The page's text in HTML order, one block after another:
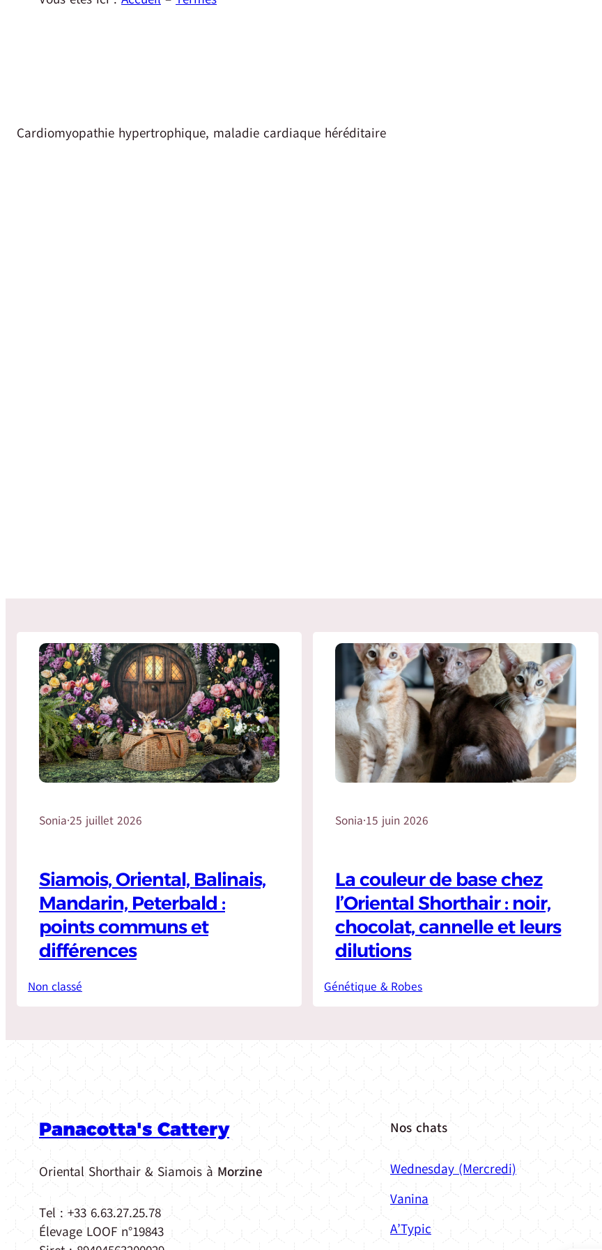
Cardiomyopathie hypertrophique, maladie cardiaque héréditaire
Sonia·25 juillet 2026
Siamois, Oriental, Balinais,
Mandarin, Peterbald :
points communs et
différences
Non classé
Sonia·15 juin 2026
La couleur de base chez
l’Oriental Shorthair : noir,
chocolat, cannelle et leurs
dilutions
Génétique & Robes
Panacotta's Cattery
Oriental Shorthair & Siamois à Morzine
Tel : +33 6.63.27.25.78
Élevage LOOF n°19843
Nos chats
Wednesday (Mercredi)
Vanina
A’Typic